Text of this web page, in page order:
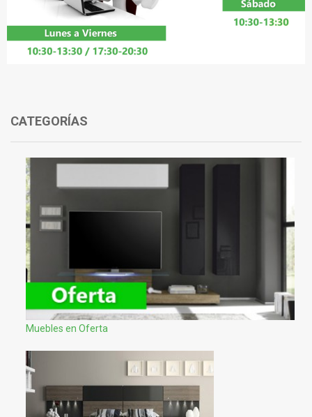
CATEGORÍAS
Muebles en Oferta